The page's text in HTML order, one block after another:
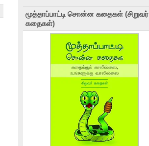
மூத்தாப்பாட்டி சொன்ன கதைகள் (சிறுவர்
கதைகள்)